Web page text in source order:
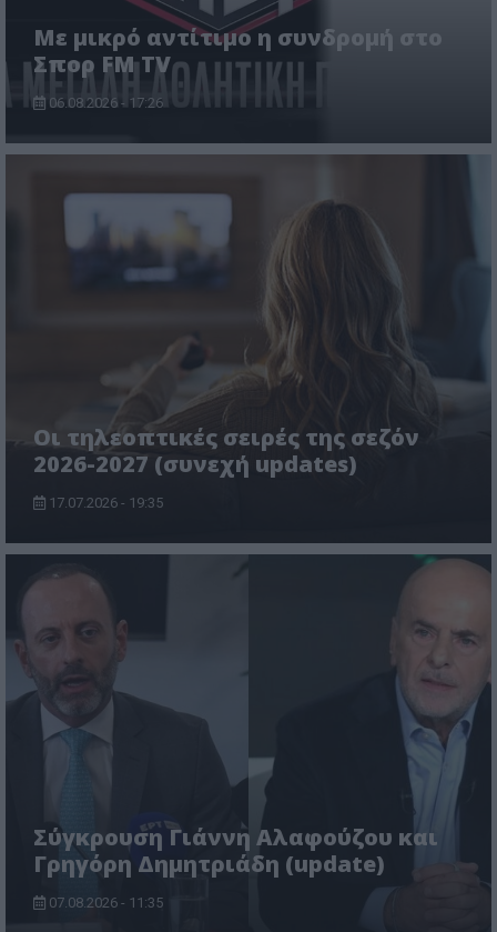
Με μικρό αντίτιμο η συνδρομή στο
Σπορ FM TV
06.08.2026 - 17:26
Οι τηλεοπτικές σειρές της σεζόν
2026-2027 (συνεχή updates)
17.07.2026 - 19:35
Σύγκρουση Γιάννη Αλαφούζου και
Γρηγόρη Δημητριάδη (update)
07.08.2026 - 11:35